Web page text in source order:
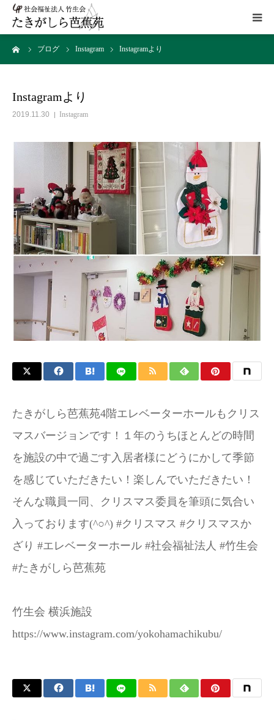
ブログ Instagram Instagramより
Instagramより
2019.11.30 Instagram
たきがしら芭蕉苑4階エレベーターホールもクリス
マスバージョンです！１年のうちほとんどの時間
を施設の中で過ごす入居者様にどうにかして季節
を感じていただきたい！楽しんでいただきたい！
そんな職員一同、クリスマス委員を筆頭に気合い
入っております(^○^) #クリスマス #クリスマスか
ざり #エレベーターホール #社会福祉法人 #竹生会
#たきがしら芭蕉苑
竹生会 横浜施設
https://www.instagram.com/yokohamachikubu/
HOME
施設概要
ギャラリー
アクセス
お問い合わせ